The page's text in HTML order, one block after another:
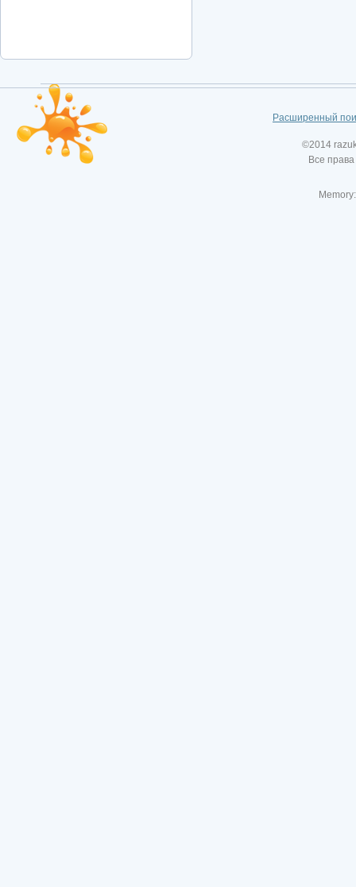
Расширенный
©2014
Все